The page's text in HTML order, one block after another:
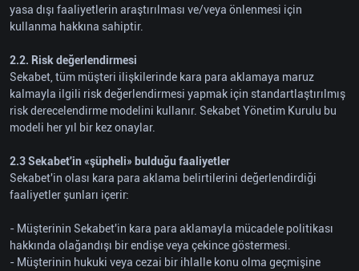
yasa dışı faaliyetlerin araştırılması ve/veya önlenmesi için
kullanma hakkına sahiptir.
2.2. Risk değerlendirmesi
Sekabet, tüm müşteri ilişkilerinde kara para aklamaya maruz
kalmayla ilgili risk değerlendirmesi yapmak için standartlaştırılmış
risk derecelendirme modelini kullanır. Sekabet Yönetim Kurulu bu
modeli her yıl bir kez onaylar.
2.3 Sekabet'in «şüpheli» bulduğu faaliyetler
Sekabet'in olası kara para aklama belirtilerini değerlendirdiği
faaliyetler şunları içerir:
- Müşterinin Sekabet'in kara para aklamayla mücadele politikası
hakkında olağandışı bir endişe veya çekince göstermesi.
- Müşterinin hukuki veya cezai bir ihlalle konu olma geçmişine